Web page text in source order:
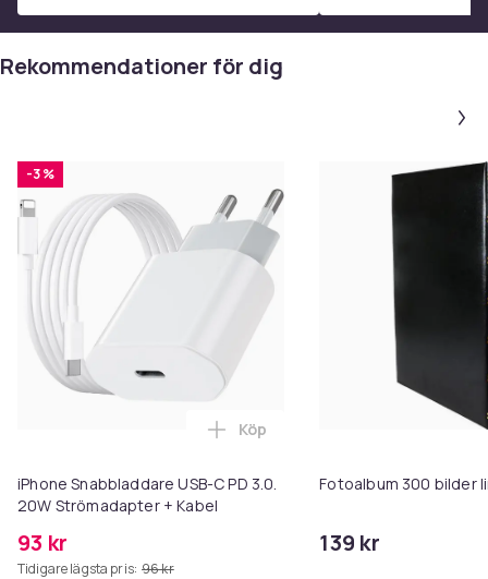
Rekommendationer för dig
-3 %
iPhone Snabbladdare USB-C PD 3.0.
20W Strömadapter + Kabel
93 kr
Tidigare lägsta pris: 96 kr
Lägg till iPhone Snabbladdare
Köp
Fotoalbum 300 bilder
139 kr